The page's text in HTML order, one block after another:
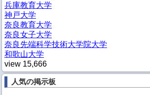
兵庫教育大学
神戸大学
奈良教育大学
奈良女子大学
奈良先端科学技術大学院大学
和歌山大学
view 15,666
人気の掲示板